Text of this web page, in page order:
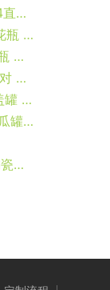
RZUL06 青花冰梅喜字纹西瓜罐 高23.4直径21.8口径15底径11.9重量2.45KG
2L01-A 0334景德镇陶瓷 郎红釉梅瓶 花瓶 花插 工艺摆件 尺寸：口径 4.8厘米 肚径 9.2厘米 高 15.8厘米
RXBS22 白底缠枝莲开窗荷花珐琅彩赏瓶 高25.3直径13.8底径7.8重量0.55KG
RXAT02-C 颜色釉粉红色狮子狗雕塑一对 高19直径25底径20.8重量5.2KG
DL98-E 8247粉彩蓝地蝶恋花储物罐 盖罐 泡菜罐
RZSX80-P 仿古脚踩泥绿色太阳花纹冬瓜罐 高46直径34口径12底径23.6重量12.25KG
XY16-DSC_0028 景德镇 中高温色釉陶瓷花瓶厂家直销淘宝盛江陶瓷